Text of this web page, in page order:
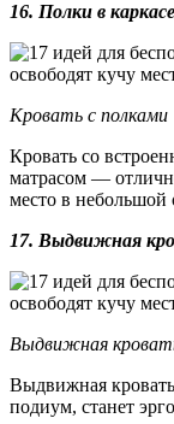
16. Полки в каркасе
Кровать с полками
Кровать со
матрасом —
место в небольшой
17. Выдвижная
Выдвижная
Выдвижная
подиум, станет